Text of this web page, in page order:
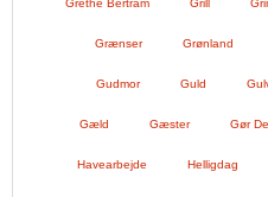
Grethe Bertram Grill
Grænser Grønland
Gudmor Guld
Gæld Gæster Gør
Havearbejde Helligdag